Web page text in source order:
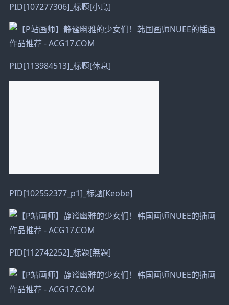
PID[107277306]_标题[小鳥]
PID[113984513]_标题[休息]
PID[102552377_p1]_标题[Keobe]
PID[112742252]_标题[無題]